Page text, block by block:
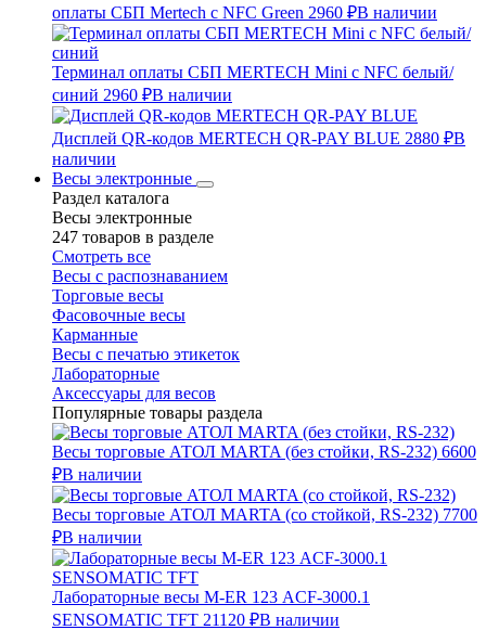
оплаты СБП Mertech с NFC Green 2960 ₽В наличии
Терминал оплаты СБП MERTECH Mini с NFC белый/
синий 2960 ₽В наличии
Дисплей QR-кодов MERTECH QR-PAY BLUE 2880 ₽В
наличии
Весы электронные
Раздел каталога
Весы электронные
247 товаров в разделе
Смотреть все
Весы с распознаванием
Торговые весы
Фасовочные весы
Карманные
Весы с печатью этикеток
Лабораторные
Аксессуары для весов
Популярные товары раздела
Весы торговые АТОЛ MARTA (без стойки, RS-232) 6600
₽В наличии
Весы торговые АТОЛ MARTA (со стойкой, RS-232) 7700
₽В наличии
Лабораторные весы M-ER 123 АCF-3000.1
SENSOMATIC TFT 21120 ₽В наличии